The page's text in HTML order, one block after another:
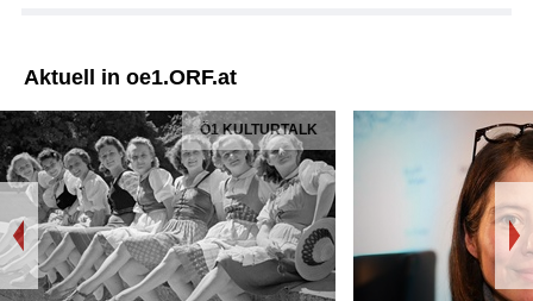
Aktuell in oe1.ORF.at
Ö1 KULTURTALK